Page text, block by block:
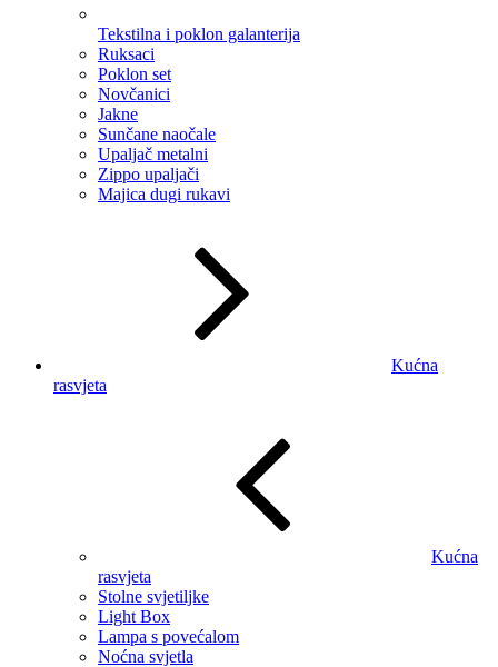
Tekstilna i poklon galanterija
Ruksaci
Poklon set
Novčanici
Jakne
Sunčane naočale
Upaljač metalni
Zippo upaljači
Majica dugi rukavi
Kućna
rasvjeta
Kućna
rasvjeta
Stolne svjetiljke
Light Box
Lampa s povećalom
Noćna svjetla